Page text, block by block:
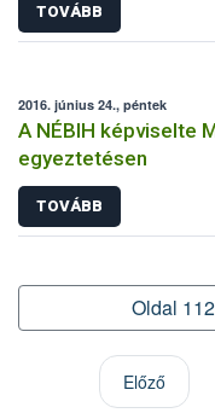
TOVÁBB
2016. június 24., péntek
A NÉBIH képviselte
egyeztetésen
TOVÁBB
Oldal
Előző